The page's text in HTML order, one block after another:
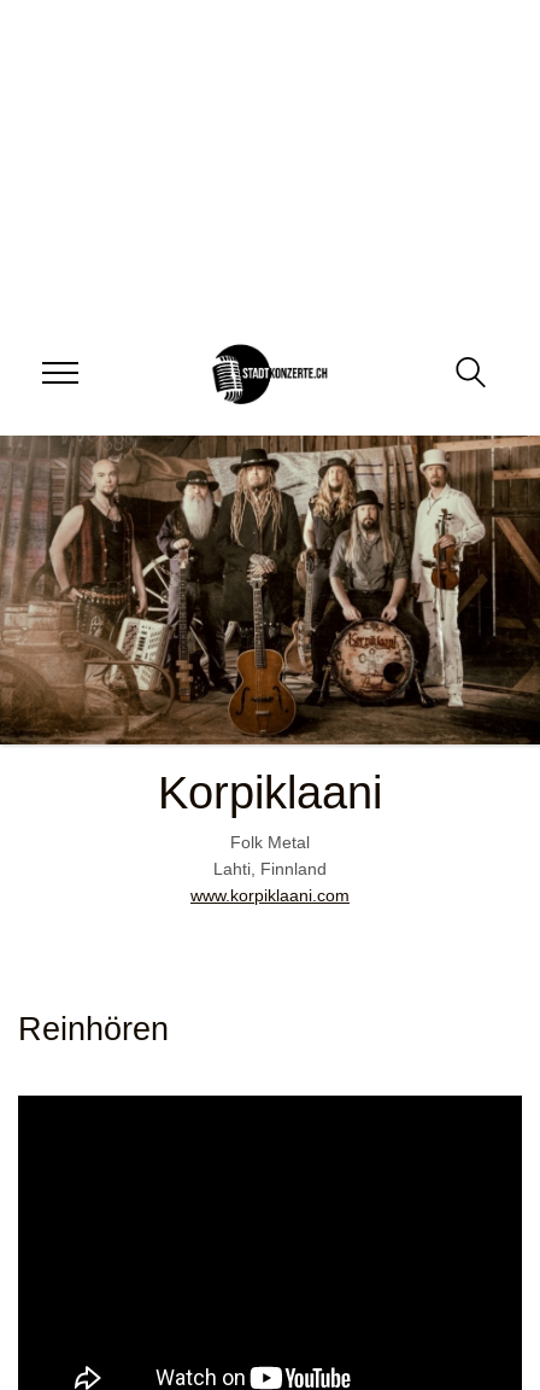
Korpiklaani
Folk Metal
Lahti, Finnland
www.korpiklaani.com
Reinhören